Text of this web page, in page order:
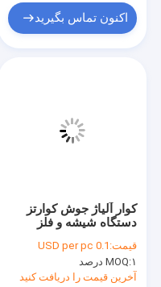
تور کارخانه
شیشه کوارتز نوری
اکنون تماس بگیرید
کوار آلیاژ جوش کوارتز
دستگاه شیشه و فلز
قیمت: 0.1 USD per pc
MOQ:۱ درصد
آخرین قیمت را دریافت کنید